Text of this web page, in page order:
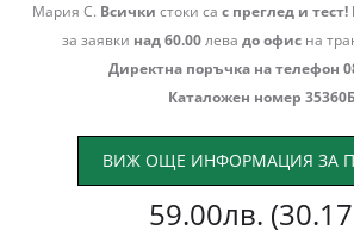
Мария С. Всички стоки са с преглед и тест!
за заявки над 60.00лева до офис на
Директна поръчка на телефон
Каталожен номер
ВИЖ ОЩЕ ИНФОРМАЦИЯ ЗА
59.00лв.